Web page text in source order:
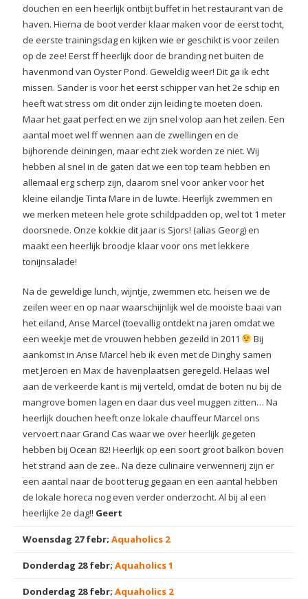
douchen en een heerlijk ontbijt buffet in het restaurant van de
haven. Hierna de boot verder klaar maken voor de eerst tocht,
de eerste trainingsdag en kijken wie er geschikt is voor zeilen
op de zee! Eerst ff heerlijk door de branding net buiten de
havenmond van Oyster Pond. Geweldig weer! Dit ga ik echt
missen. Sander is voor het eerst schipper van het 2e schip en
heeft wat stress om dit onder zijn leiding te moeten doen.
Maar het gaat perfect en we zijn snel volop aan het zeilen. Een
aantal moet wel ff wennen aan de zwellingen en de
bijhorende deiningen, maar echt ziek worden ze niet. Wij
hebben al snel in de gaten dat we een top team hebben en
allemaal erg scherp zijn, daarom snel voor anker voor het
kleine eilandje Tinta Mare in de luwte. Heerlijk zwemmen en
we merken meteen hele grote schildpadden op, wel tot 1 meter
doorsnede. Onze kokkie dit jaar is Sjors! (alias Georg) en
maakt een heerlijk broodje klaar voor ons met lekkere
tonijnsalade!
Na de geweldige lunch, wijntje, zwemmen etc. heisen we de
zeilen weer en op naar waarschijnlijk wel de mooiste baai van
het eiland, Anse Marcel (toevallig ontdekt na jaren omdat we
een weekje met de vrouwen hebben gezeild in 2011
Bij
aankomst in Anse Marcel heb ik even met de Dinghy samen
met Jeroen en Max de havenplaatsen geregeld. Helaas wel
aan de verkeerde kant is mij verteld, omdat de boten nu bij de
mangrove bomen lagen en daar dus veel muggen zitten… Na
heerlijk douchen heeft onze lokale chauffeur Marcel ons
vervoert naar Grand Cas waar we over heerlijk gegeten
hebben bij Ocean 82! Heerlijk op een soort groot balkon boven
het strand aan de zee.. Na deze culinaire verwennerij zijn er
een aantal naar de boot terug gegaan en een aantal hebben
de lokale horeca nog even verder onderzocht. Al bij al een
heerlijke 2e dag!! Geert
Woensdag 27 febr; Aquaholics 2
Donderdag 28 febr; Aquaholics 1
Donderdag 28 febr; Aquaholics 2